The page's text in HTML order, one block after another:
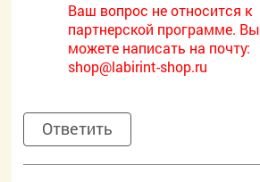
Ваш вопрос не относится к
партнерской программе. Вы
можете написать на почту:
shop@labirint-shop.ru
Ответить